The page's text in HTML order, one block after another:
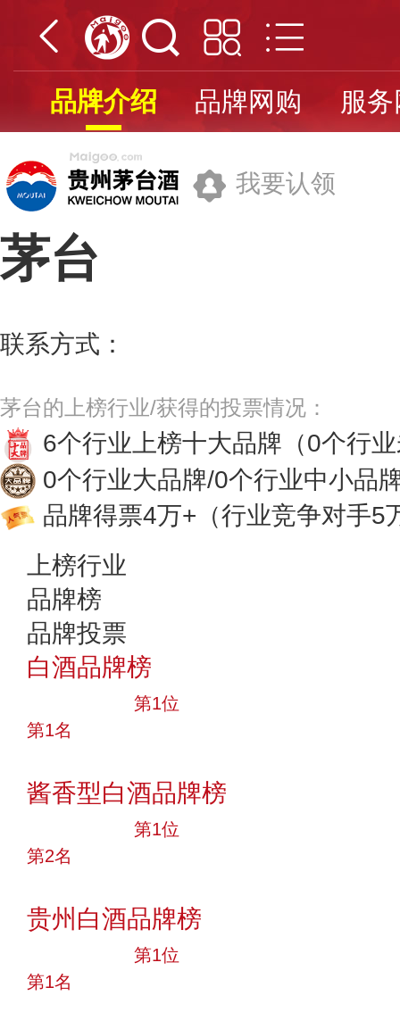
品牌介绍 品牌网购 服
我要认领
茅台
联系方式：
茅台的上榜行业/获得的投票情况：
6个行业上榜十大品牌 （0个行
0个行业大品牌/0个行业中小品
品牌得票4万+ （行业竞争对手5
上榜行业
品牌榜
品牌投票
白酒品牌榜
第1位
第1名
酱香型白酒品牌榜
第1位
第2名
贵州白酒品牌榜
第1位
第1名